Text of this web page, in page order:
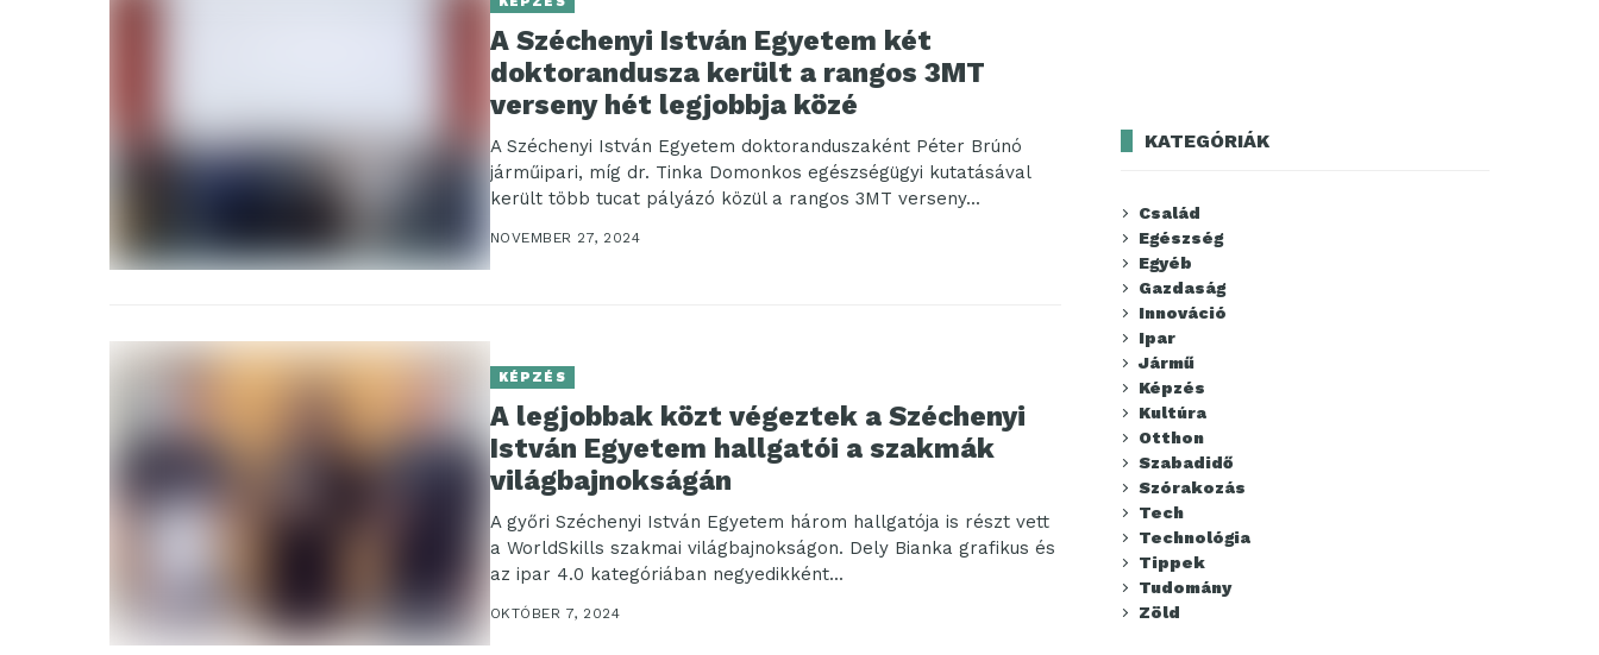
A Széchenyi István Egyetem két
doktorandusza került a rangos 3MT
verseny hét legjobbja közé
A Széchenyi István Egyetem doktoranduszaként Péter Brúnó
járműipari, míg dr. Tinka Domonkos egészségügyi kutatásával
került több tucat pályázó közül a rangos 3MT verseny...
NOVEMBER 27, 2024
KÉPZÉS
A legjobbak közt végeztek a Széchenyi
István Egyetem hallgatói a szakmák
világbajnokságán
A győri Széchenyi István Egyetem három hallgatója is részt vett
a WorldSkills szakmai világbajnokságon. Dely Bianka grafikus és
az ipar 4.0 kategóriában negyedikként...
OKTÓBER 7, 2024
KATEGÓRIÁK
Család
Egészség
Egyéb
Gazdaság
Innováció
Ipar
Jármű
Képzés
Kultúra
Otthon
Szabadidő
Szórakozás
Tech
Technológia
Tippek
Tudomány
Zöld